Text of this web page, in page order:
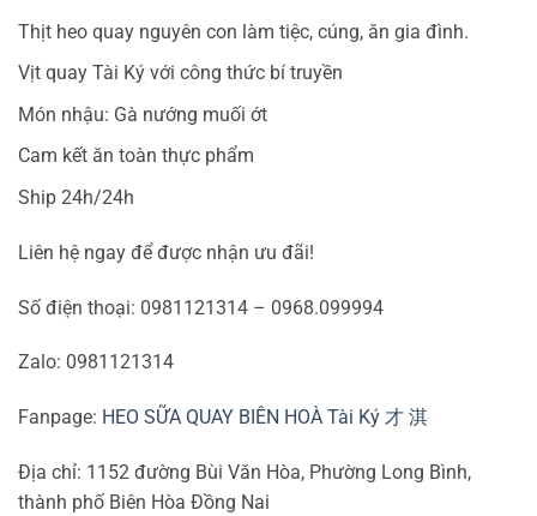
Thịt heo quay nguyên con làm tiệc, cúng, ăn gia đình.
Vịt quay Tài Ký với công thức bí truyền
Món nhậu: Gà nướng muối ớt
Cam kết ăn toàn thực phẩm
Ship 24h/24h
Liên hệ ngay để được nhận ưu đãi!
Số điện thoại: 0981121314 – 0968.099994
Zalo: 0981121314
Fanpage: HEO SỮA QUAY BIÊN HOÀ Tài Ký 才 淇
Địa chỉ: 1152 đường Bùi Văn Hòa, Phường Long Bình,
thành phố Biên Hòa Đồng Nai